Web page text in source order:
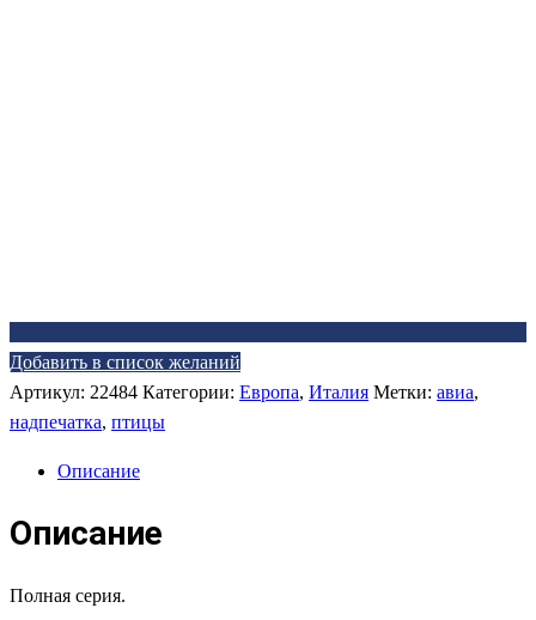
Добавить в список желаний
Артикул: 22484 Категории: Европа, Италия Метки: авиа,
надпечатка, птицы
Описание
Описание
Полная серия.